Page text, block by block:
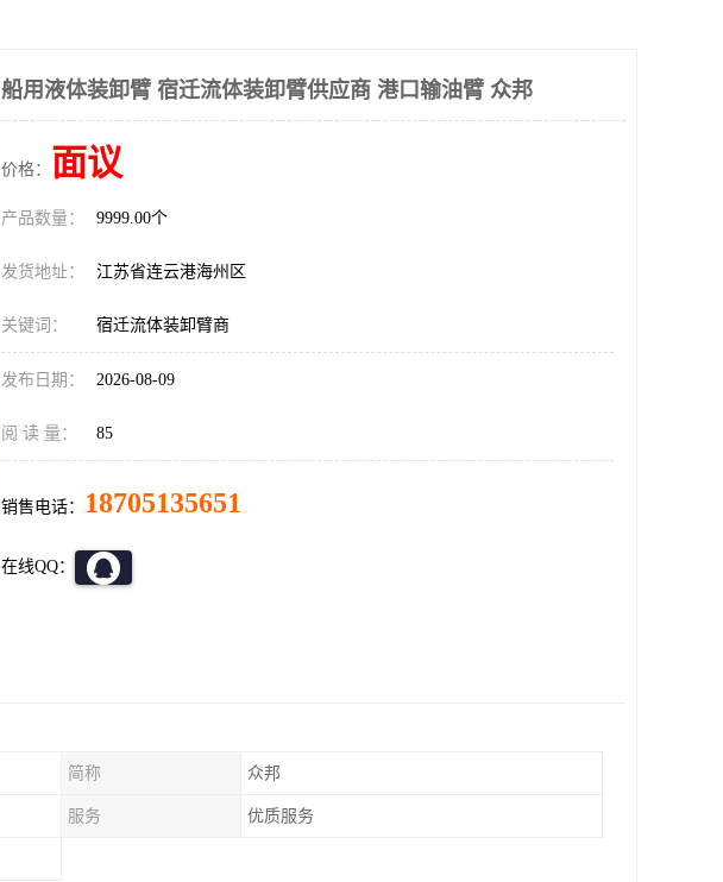
船用液体装卸臂 宿迁流体装卸臂供应商 港口输油臂 众邦
价格： 面议
产品数量： 9999.00个
发货地址： 江苏省连云港海州区
关键词： 宿迁流体装卸臂商
发布日期： 2026-08-09
阅 读 量： 85
销售电话： 18705135651
在线QQ：
简称 众邦
服务 优质服务